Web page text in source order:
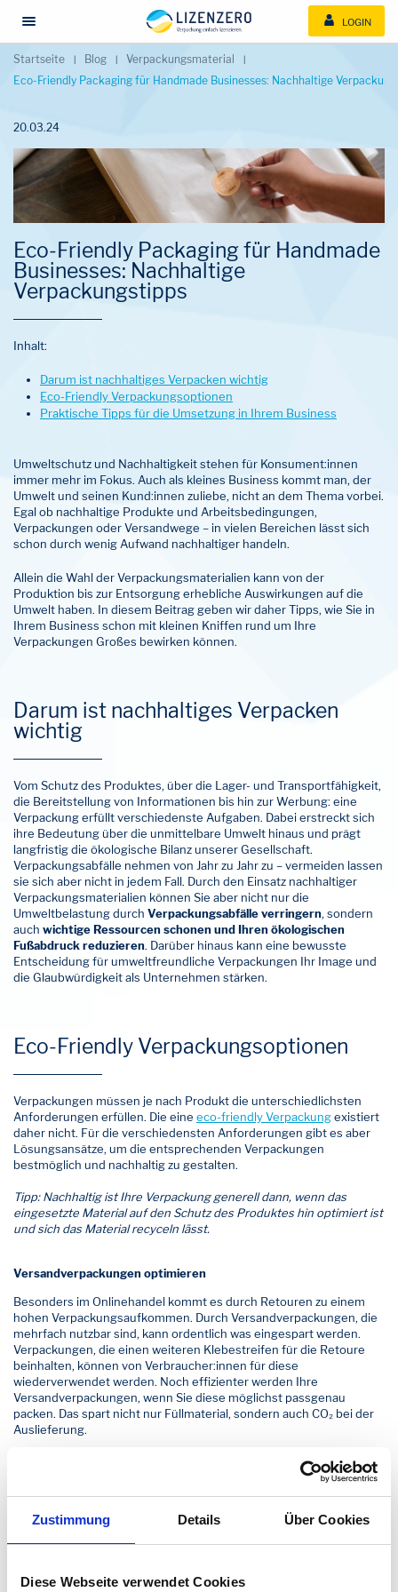
Zustimmung Details Über Cookies
Diese Webseite verwendet Cookies
Menü öffnen/schließen LOGIN
Startseite Blog
Verpackungsmaterial
Eco-Friendly Packaging für Handmade Businesses: Nachhaltige
20.03.24
Eco-Friendly Packaging für Handmade
Businesses: Nachhaltige
Verpackungstipps
Inhalt:
Darum ist nachhaltiges Verpacken wichtig
Eco-Friendly Verpackungsoptionen
Praktische Tipps für die Umsetzung in Ihrem Business
Umweltschutz und Nachhaltigkeit stehen für Konsument:innen
immer mehr im Fokus. Auch als kleines Business kommt man, der
Umwelt und seinen Kund:innen zuliebe, nicht an dem Thema vorbei.
Egal ob nachhaltige Produkte und Arbeitsbedingungen,
Verpackungen oder Versandwege – in vielen Bereichen lässt sich
schon durch wenig Aufwand nachhaltiger handeln.
Allein die Wahl der Verpackungsmaterialien kann von der
Produktion bis zur Entsorgung erhebliche Auswirkungen auf die
Umwelt haben. In diesem Beitrag geben wir daher Tipps, wie Sie in
Ihrem Business schon mit kleinen Kniffen rund um Ihre
Verpackungen Großes bewirken können.
Darum ist nachhaltiges Verpacken
wichtig
Vom Schutz des Produktes, über die Lager- und Transportfähigkeit,
die Bereitstellung von Informationen bis hin zur Werbung: eine
Verpackung erfüllt verschiedenste Aufgaben. Dabei erstreckt sich
ihre Bedeutung über die unmittelbare Umwelt hinaus und prägt
langfristig die ökologische Bilanz unserer Gesellschaft.
Verpackungsabfälle nehmen von Jahr zu Jahr zu – vermeiden lassen
sie sich aber nicht in jedem Fall. Durch den Einsatz nachhaltiger
Verpackungsmaterialien können Sie aber nicht nur die
Umweltbelastung durch Verpackungsabfälle verringern, sondern
auch wichtige Ressourcen schonen und Ihren ökologischen
Fußabdruck reduzieren. Darüber hinaus kann eine bewusste
Entscheidung für umweltfreundliche Verpackungen Ihr Image und
die Glaubwürdigkeit als Unternehmen stärken.
Eco-Friendly Verpackungsoptionen
Verpackungen müssen je nach Produkt die unterschiedlichsten
Anforderungen erfüllen. Die eine eco-friendly Verpackungexistiert
daher nicht. Für die verschiedensten Anforderungen gibt es aber
Lösungsansätze, um die entsprechenden Verpackungen
bestmöglich und nachhaltig zu gestalten.
Tipp: Nachhaltig ist Ihre Verpackung generell dann, wenn das
eingesetzte Material auf den Schutz des Produktes hin optimiert ist
und sich das Material recyceln lässt.
Versandverpackungen optimieren
Besonders im Onlinehandel kommt es durch Retouren zu einem
hohen Verpackungsaufkommen. Durch Versandverpackungen, die
mehrfach nutzbar sind, kann ordentlich was eingespart werden.
Verpackungen, die einen weiteren Klebestreifen für die Retoure
beinhalten, können von Verbraucher:innen für diese
wiederverwendet werden. Noch effizienter werden Ihre
Versandverpackungen, wenn Sie diese möglichst passgenau
packen. Das spart nicht nur Füllmaterial, sondern auch CO₂ bei der
Auslieferung.
Die nachhaltigsten Materialien in einer Verpackung bringen nichts,
wenn Ihre Kund:innen diese nicht richtig entsorgen können. Bei der
verschiedene Dinge beachten, um die Recyclingfähigkeit Ihrer